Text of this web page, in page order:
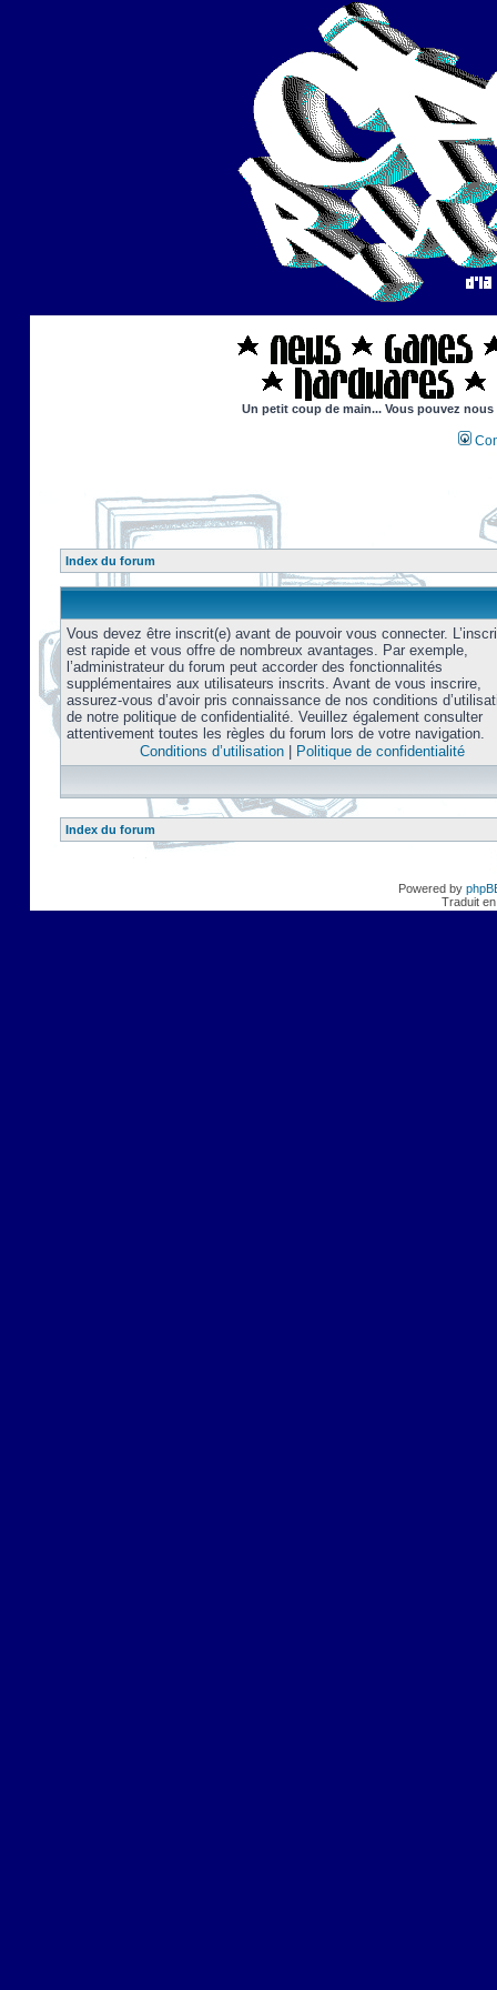
Un petit coup de main... Vous pouvez
Index du forum
Vous devez être inscrit(e) avant de pouvoir vous connecter.
est rapide et vous offre de nombreux avantages. Par exemple,
l’administrateur du forum peut accorder des fonctionnalités
supplémentaires aux utilisateurs inscrits. Avant de vous inscrire,
assurez-vous d’avoir pris connaissance de nos conditions
de notre politique de confidentialité. Veuillez également consulter
attentivement toutes les règles du forum lors de votre navigation.
Conditions d’utilisation| Politique de confidentialité
Index du forum
Powered by
Traduit